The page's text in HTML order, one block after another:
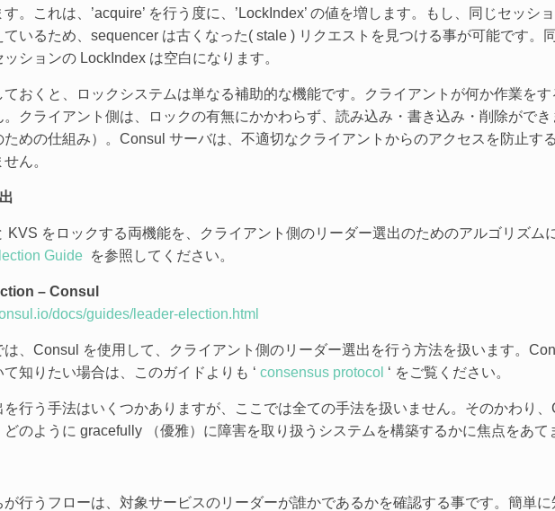
。これは、’acquire’ を行う度に、’LockIndex’ の値を増します。もし、同じセッシ
ているため、sequencer は古くなった( stale ) リクエストを見つける事が可能です。
ションの LockIndex は空白になります。
ておくと、ロックシステムは単なる補助的な機能です。クライアントが何か作業を
。クライアント側は、ロックの有無にかかわらず、読み込み・書き込み・削除がで
ための仕組み）。Consul サーバは、不適切なクライアントからのアクセスを防止す
ん。
KVS をロックする両機能を、クライアント側のリーダー選出のためのアルゴリズム
Guide を参照してください。
– Consul
docs/guides/leader-election.html
は、Consul を使用して、クライアント側のリーダー選出を行う方法を扱います。
知りたい場合は、このガイドよりも ‘ consensus protocol ‘ をご覧ください。
を行う手法はいくつかありますが、ここでは全ての手法を扱いません。そのかわり
のように gracefully （優雅）に障害を取り扱うシステムを構築するかに焦点をあて
行うフローは、対象サービスのリーダーが誰かであるかを確認する事です。簡単に